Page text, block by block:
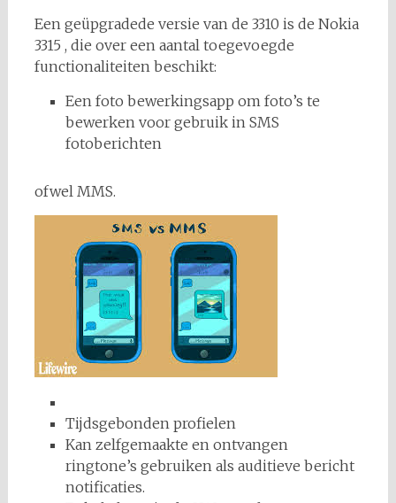
Een geüpgradede versie van de 3310 is de Nokia
3315 , die over een aantal toegevoegde
functionaliteiten beschikt:
Een foto bewerkingsapp om foto’s te
bewerken voor gebruik in SMS
fotoberichten
ofwel MMS.
Tijdsgebonden profielen
Kan zelfgemaakte en ontvangen
ringtone’s gebruiken als auditieve bericht
notificaties.